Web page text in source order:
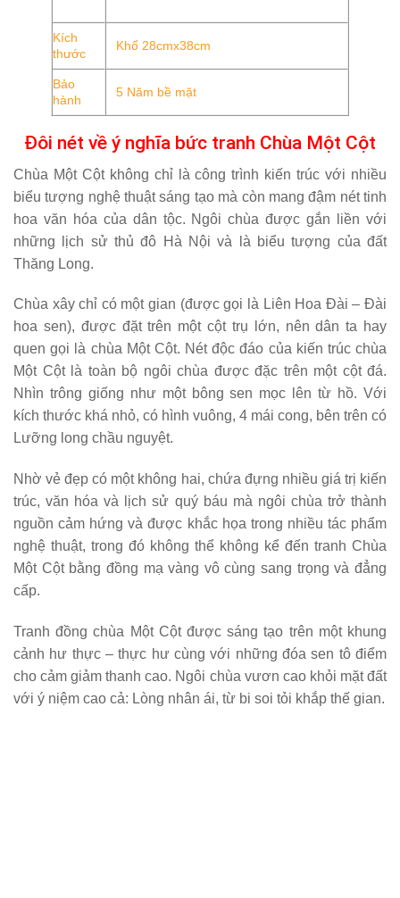
Kích
thước
Khổ 28cmx38cm
Bảo
hành
5 Năm bề mặt
Đôi nét về ý nghĩa bức tranh Chùa Một Cột
Chùa Một Cột không chỉ là công trình kiến trúc với nhiều
biểu tượng nghệ thuật sáng tạo mà còn mang đậm nét tinh
hoa văn hóa của dân tộc. Ngôi chùa được gắn liền với
những lịch sử thủ đô Hà Nội và là biểu tượng của đất
Thăng Long.
Chùa xây chỉ có một gian (được gọi là Liên Hoa Đài – Đài
hoa sen), được đặt trên một cột trụ lớn, nên dân ta hay
quen gọi là chùa Một Cột. Nét độc đáo của kiến trúc chùa
Một Cột là toàn bộ ngôi chùa được đặc trên một cột đá.
Nhìn trông giống như một bông sen mọc lên từ hồ. Với
kích thước khá nhỏ, có hình vuông, 4 mái cong, bên trên có
Lưỡng long chầu nguyệt.
Nhờ vẻ đẹp có một không hai, chứa đựng nhiều giá trị kiến
trúc, văn hóa và lịch sử quý báu mà ngôi chùa trở thành
nguồn cảm hứng và được khắc họa trong nhiều tác phẩm
nghệ thuật, trong đó không thể không kể đến tranh Chùa
Một Cột bằng đồng mạ vàng vô cùng sang trọng và đẳng
cấp.
Tranh đồng chùa Một Cột được sáng tạo trên một khung
cảnh hư thực – thực hư cùng với những đóa sen tô điểm
cho cảm giảm thanh cao. Ngôi chùa vươn cao khỏi mặt đất
với ý niệm cao cả: Lòng nhân ái, từ bi soi tỏi khắp thế gian.